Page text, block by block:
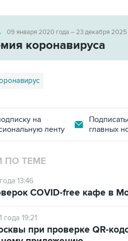
09 января 2020 года – 23 декабря 2025
коронавируса
на
ленту
главных
ПО ТЕМЕ
13:46
COVID-free кафе в
19:21
при проверке QR-